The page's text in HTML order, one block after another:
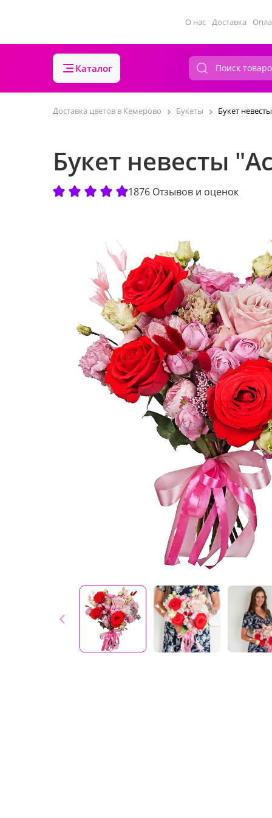
О нас Доставка
Каталог
Доставка цветов в Кемерово Букеты Букет
Букет невесты
1876 Отзывов и оценок